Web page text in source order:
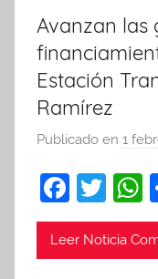
Avanzan las
Estación
Ramírez
Publicado en 1
F
a
c
T
w
itt
Leer Noticia